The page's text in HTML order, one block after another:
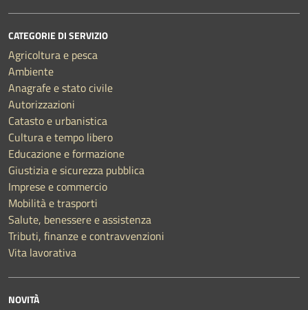
CATEGORIE DI SERVIZIO
Agricoltura e pesca
Ambiente
Anagrafe e stato civile
Autorizzazioni
Catasto e urbanistica
Cultura e tempo libero
Educazione e formazione
Giustizia e sicurezza pubblica
Imprese e commercio
Mobilità e trasporti
Salute, benessere e assistenza
Tributi, finanze e contravvenzioni
Vita lavorativa
NOVITÀ